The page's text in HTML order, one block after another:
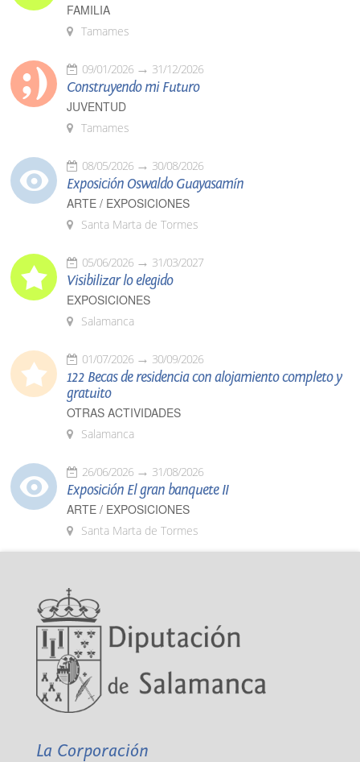
FAMILIA
Tamames
09/01/2026 31/12/2026
Construyendo mi Futuro
JUVENTUD
Tamames
08/05/2026 30/08/2026
Exposición Oswaldo Guayasamín
ARTE / EXPOSICIONES
Santa Marta de Tormes
05/06/2026 31/03/2027
Visibilizar lo elegido
EXPOSICIONES
Salamanca
01/07/2026 30/09/2026
122 Becas de residencia con alojamiento completo y
gratuito
OTRAS ACTIVIDADES
Salamanca
26/06/2026 31/08/2026
Exposición El gran banquete II
ARTE / EXPOSICIONES
Santa Marta de Tormes
La Corporación